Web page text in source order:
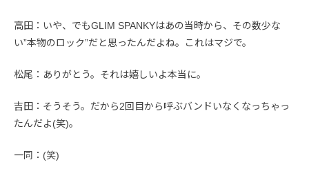
高田：いや、でもGLIM SPANKYはあの当時から、その数少な
い”本物のロック”だと思ったんだよね。これはマジで。
松尾：ありがとう。それは嬉しいよ本当に。
吉田：そうそう。だから2回目から呼ぶバンドいなくなっちゃっ
たんだよ(笑)。
一同：(笑)